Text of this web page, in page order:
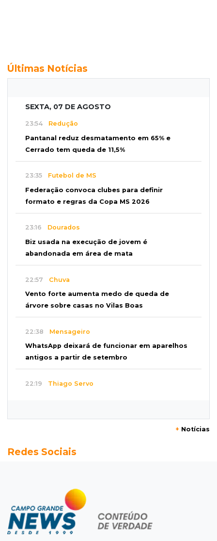
Últimas Notícias
SEXTA, 07 DE AGOSTO
23:54 Redução
Pantanal reduz desmatamento em 65% e
Cerrado tem queda de 11,5%
23:35 Futebol de MS
Federação convoca clubes para definir
formato e regras da Copa MS 2026
23:16 Dourados
Biz usada na execução de jovem é
abandonada em área de mata
22:57 Chuva
Vento forte aumenta medo de queda de
árvore sobre casas no Vilas Boas
22:38 Mensageiro
WhatsApp deixará de funcionar em aparelhos
antigos a partir de setembro
22:19 Thiago Servo
Semana vai começar com 909 novas
Flagrante
Motorista atinge carro parado, perde
retrovisor e foge no Jardim Antártica
+ Notícias
Redes Sociais